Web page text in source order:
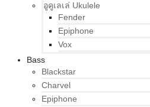
อูคูเลเล่ Ukulele
Fender
Epiphone
Vox
Bass
Blackstar
Charvel
Epiphone